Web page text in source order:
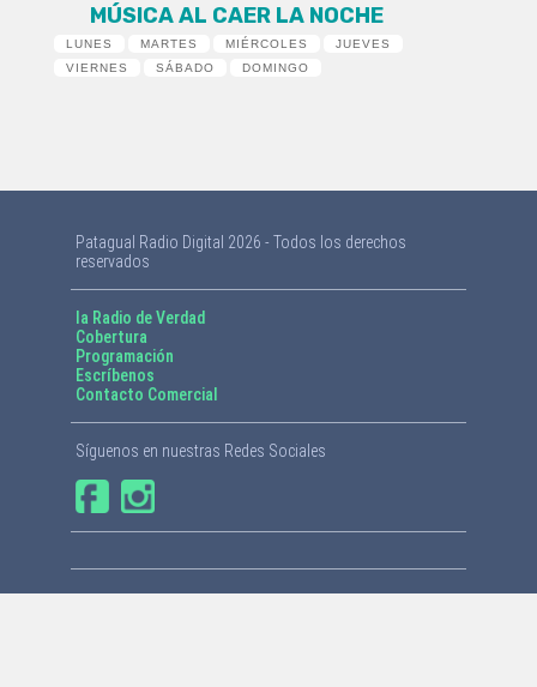
MÚSICA AL CAER LA NOCHE
LUNES MARTES MIÉRCOLES
JUEVES
VIERNES
SÁBADO DOMINGO
Patagual Radio Digital 2026 - Todos los derechos
reservados
la Radio de Verdad
Cobertura
Programación
Escríbenos
Contacto Comercial
Síguenos en nuestras Redes Sociales